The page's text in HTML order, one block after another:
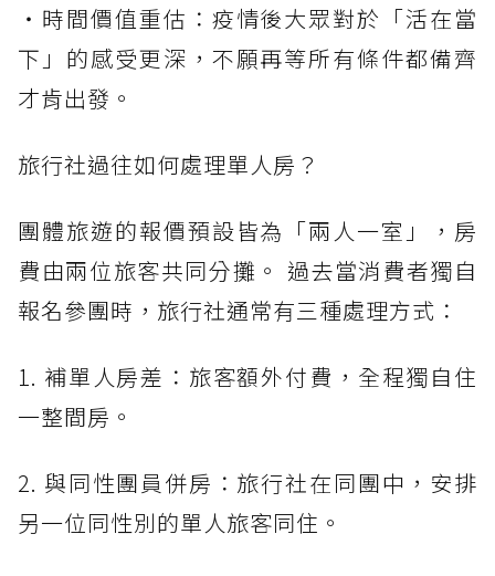
・時間價值重估：疫情後大眾對於「活在當
下」的感受更深，不願再等所有條件都備齊
才肯出發。
旅行社過往如何處理單人房？
團體旅遊的報價預設皆為「兩人一室」，房
費由兩位旅客共同分攤。 過去當消費者獨自
報名參團時，旅行社通常有三種處理方式：
1. 補單人房差：旅客額外付費，全程獨自住
一整間房。
2. 與同性團員併房：旅行社在同團中，安排
另一位同性別的單人旅客同住。